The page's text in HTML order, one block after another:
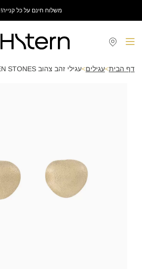
משלוח חינם על כל קנייה!
דף הבית>עגילים>עגילי זהב צהוב GOLDEN STONES